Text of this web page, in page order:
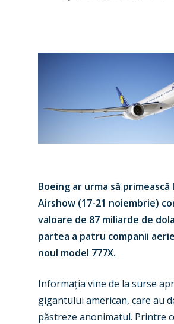
Boeing ar urma să primească
Airshow (17-21 noiembrie)
valoare de 87 miliarde de
partea a patru companii
noul model 777X.
Informația vine de la surse
gigantului american, care au
păstreze anonimatul. Printre